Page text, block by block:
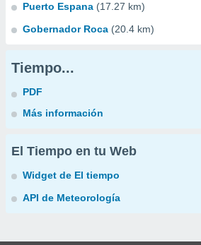
Puerto Espana (17.27 km)
Gobernador Roca (20.4 km)
Tiempo...
PDF
Más información
El Tiempo en tu Web
Widget de El tiempo
API de Meteorología